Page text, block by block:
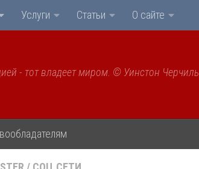
Услуги Статьи О сайте
- тот владеет миром. © Уинстон Черчиль